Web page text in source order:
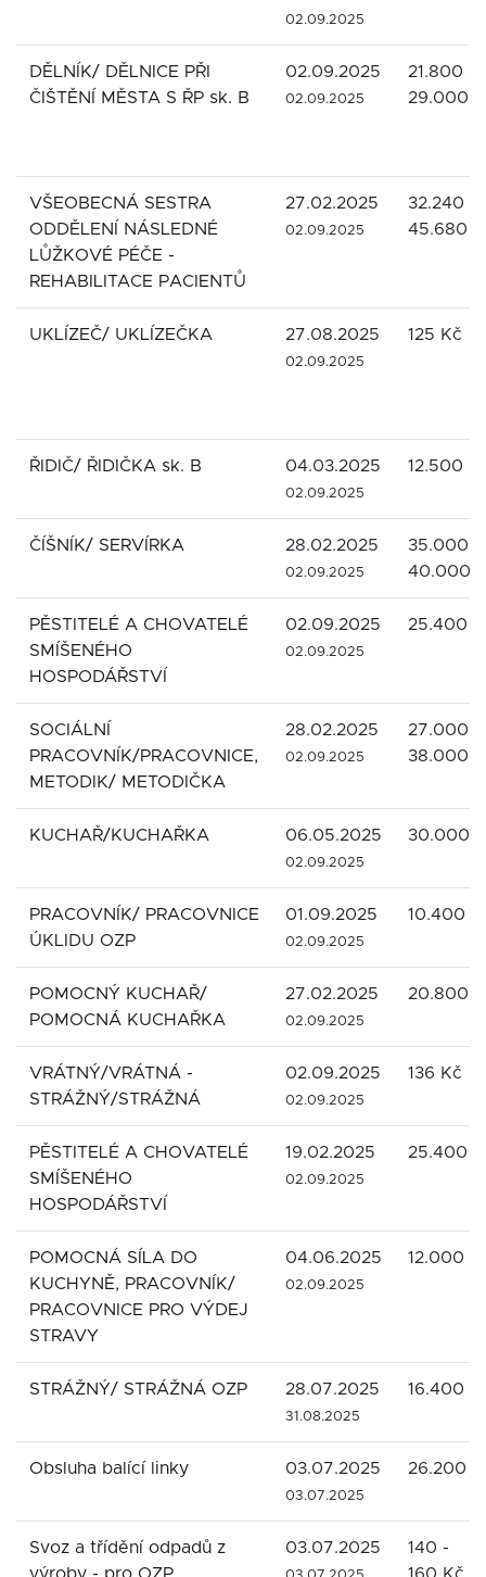
02.09.2025
DĚLNÍK/ DĚLNICE PŘI
ČIŠTĚNÍ MĚSTA S ŘP sk. B
02.09.2025
02.09.2025
21.800 -
29.000
VŠEOBECNÁ SESTRA
ODDĚLENÍ NÁSLEDNÉ
LŮŽKOVÉ PÉČE -
REHABILITACE PACIENTŮ
27.02.2025
02.09.2025
32.240 -
45.680
UKLÍZEČ/ UKLÍZEČKA 27.08.2025
02.09.2025
125 Kč
ŘIDIČ/ ŘIDIČKA sk. B 04.03.2025
02.09.2025
12.500
ČÍŠNÍK/ SERVÍRKA 28.02.2025
02.09.2025
35.000 -
40.000
PĚSTITELÉ A CHOVATELÉ
SMÍŠENÉHO
HOSPODÁŘSTVÍ
02.09.2025
02.09.2025
25.400
SOCIÁLNÍ
PRACOVNÍK/PRACOVNICE,
METODIK/ METODIČKA
28.02.2025
02.09.2025
27.000 -
38.000
KUCHAŘ/KUCHAŘKA 06.05.2025
02.09.2025
30.000
PRACOVNÍK/ PRACOVNICE
ÚKLIDU OZP
01.09.2025
02.09.2025
10.400
POMOCNÝ KUCHAŘ/
POMOCNÁ KUCHAŘKA
27.02.2025
02.09.2025
20.800
VRÁTNÝ/VRÁTNÁ -
STRÁŽNÝ/STRÁŽNÁ
02.09.2025
02.09.2025
136 Kč
PĚSTITELÉ A CHOVATELÉ
SMÍŠENÉHO
HOSPODÁŘSTVÍ
19.02.2025
02.09.2025
25.400
POMOCNÁ SÍLA DO
KUCHYNĚ, PRACOVNÍK/
PRACOVNICE PRO VÝDEJ
STRAVY
04.06.2025
02.09.2025
12.000
STRÁŽNÝ/ STRÁŽNÁ OZP 28.07.2025
31.08.2025
16.400
Obsluha balící linky 03.07.2025
03.07.2025
26.200
Svoz a třídění odpadů z
03.07.2025
140 -